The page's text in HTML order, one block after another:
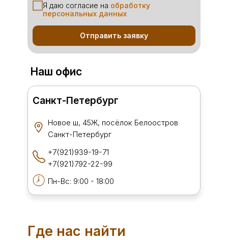
Я даю согласие на обработку
персональных данных
Отправить заявку
Наш офис
Санкт-Петербург
Новое ш, 45Ж, посёлок Белоостров
Санкт-Петербург
Пн-Вс: 9:00 - 18:00
+7(921)939-19-71
+7(921)792-22-99
Где нас найти